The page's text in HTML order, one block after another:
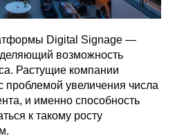
Digital Signage —
возможность
Растущие компании
проблемой увеличения числа
и именно способность
к такому росту